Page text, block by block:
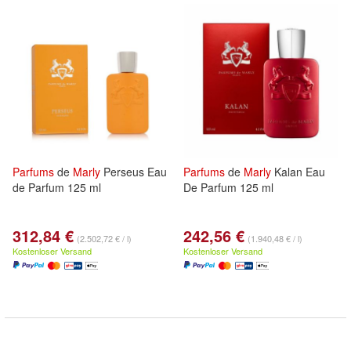
Parfums de Marly Perseus Eau
de Parfum 125 ml
312,84 € (2.502,72 € / l)
Kostenloser Versand
Parfums de Marly Kalan Eau
De Parfum 125 ml
242,56 € (1.940,48 € / l)
Kostenloser Versand